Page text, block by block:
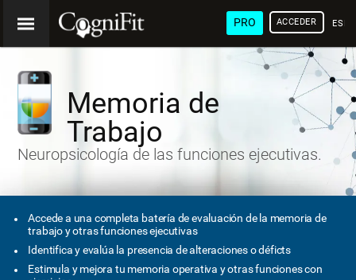
PRO ACCEDER
Memoria de
Trabajo
Neuropsicología de las funciones ejecutivas.
Accede a una completa batería de evaluación de la memoria de
trabajo y otras funciones ejecutivas
Identifica y evalúa la presencia de alteraciones o déficts
Estimula y mejora tu memoria operativa y otras funciones con